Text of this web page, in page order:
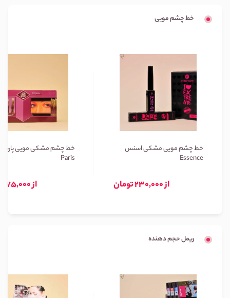
خط چشم مویی
خط چشم مویی مشکی اسنس
Essence
از 230,000 تومان
خط چشم مشکی مویی
Paris
از 75,000 تومان
ریمل حجم دهنده